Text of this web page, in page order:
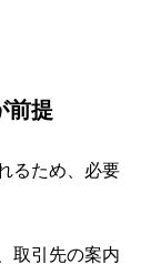
前提
るため、必要
取引先の案内